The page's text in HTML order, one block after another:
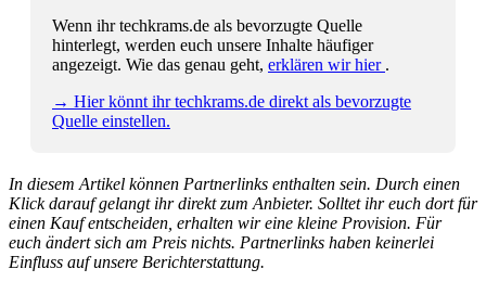
Wenn ihr techkrams.de als bevorzugte Quelle
hinterlegt, werden euch unsere Inhalte häufiger
angezeigt. Wie das genau geht, erklären wir hier .
→ Hier könnt ihr techkrams.de direkt als bevorzugte
Quelle einstellen.
In diesem Artikel können Partnerlinks enthalten sein. Durch einen
Klick darauf gelangt ihr direkt zum Anbieter. Solltet ihr euch dort für
einen Kauf entscheiden, erhalten wir eine kleine Provision. Für
euch ändert sich am Preis nichts. Partnerlinks haben keinerlei
Einfluss auf unsere Berichterstattung.